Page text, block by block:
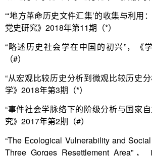
“‘地方革命历史文件汇集’的收集与利用
党史研究》2018年第11期（*）
“略述历史社会学在中国的初兴”，《
（#）
“从宏观比较历史分析到微观比较历史
学》2018年第3期（*）
“事件社会学脉络下的阶级分析与国家
究》2017年第2期（#）
“The Ecological Vulnerability and
Three Gorges Resettlement Area”